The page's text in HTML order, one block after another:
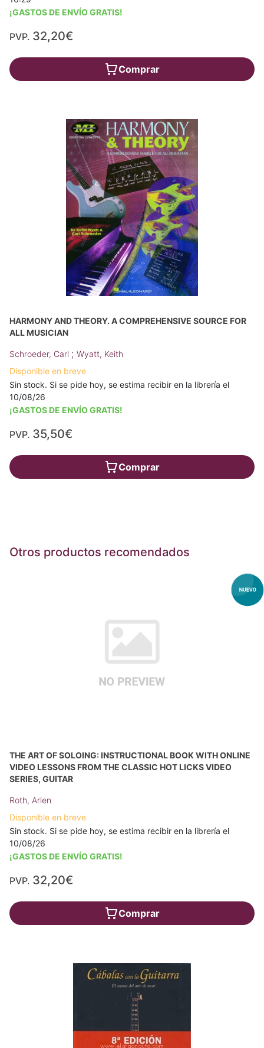
¡GASTOS DE ENVÍO GRATIS!
PVP. 32,20€
Comprar
HARMONY AND THEORY. A COMPREHENSIVE SOURCE FOR
ALL MUSICIAN
Schroeder, Carl ; Wyatt, Keith
Disponible en breve
Sin stock. Si se pide hoy, se estima recibir en la librería el
10/08/26
¡GASTOS DE ENVÍO GRATIS!
PVP. 35,50€
Comprar
Otros productos recomendados
THE ART OF SOLOING: INSTRUCTIONAL BOOK WITH ONLINE
VIDEO LESSONS FROM THE CLASSIC HOT LICKS VIDEO
SERIES, GUITAR
Roth, Arlen
Disponible en breve
Sin stock. Si se pide hoy, se estima recibir en la librería el
10/08/26
¡GASTOS DE ENVÍO GRATIS!
PVP. 32,20€
Comprar